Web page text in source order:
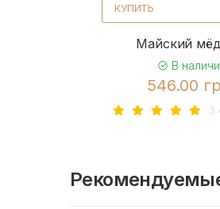
КУПИТЬ
Майский мёд
В
546.00
3